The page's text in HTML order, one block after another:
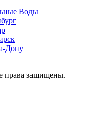
Воды
Дону
права защищены.